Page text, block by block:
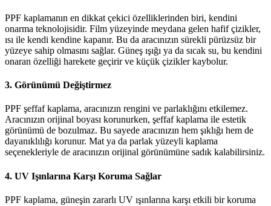
PPF kaplamanın en dikkat çekici özelliklerinden biri, kendini
onarma teknolojisidir. Film yüzeyinde meydana gelen hafif çizikler,
ısı ile kendi kendine kapanır. Bu da aracınızın sürekli pürüzsüz bir
yüzeye sahip olmasını sağlar. Güneş ışığı ya da sıcak su, bu kendini
onaran özelliği harekete geçirir ve küçük çizikler kaybolur.
3. Görünümü Değiştirmez
PPF şeffaf kaplama, aracınızın rengini ve parlaklığını etkilemez.
Aracınızın orijinal boyası korunurken, şeffaf kaplama ile estetik
görünümü de bozulmaz. Bu sayede aracınızın hem şıklığı hem de
dayanıklılığı korunur. Mat ya da parlak yüzeyli kaplama
seçenekleriyle de aracınızın orijinal görünümüne sadık kalabilirsiniz.
4. UV Işınlarına Karşı Koruma Sağlar
PPF kaplama, güneşin zararlı UV ışınlarına karşı etkili bir koruma